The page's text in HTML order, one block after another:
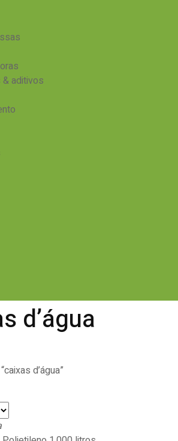
aditivos
d’água
d’água”